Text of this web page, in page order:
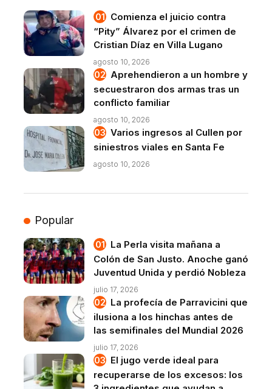
Comienza el juicio contra
“Pity” Álvarez por el crimen de
Cristian Díaz en Villa Lugano
agosto 10, 2026
Aprehendieron a un hombre y
secuestraron dos armas tras un
conflicto familiar
agosto 10, 2026
Varios ingresos al Cullen por
siniestros viales en Santa Fe
agosto 10, 2026
Popular
La Perla visita mañana a
Colón de San Justo. Anoche ganó
Juventud Unida y perdió Nobleza
julio 17, 2026
La profecía de Parravicini que
ilusiona a los hinchas antes de
las semifinales del Mundial 2026
julio 17, 2026
El jugo verde ideal para
recuperarse de los excesos: los